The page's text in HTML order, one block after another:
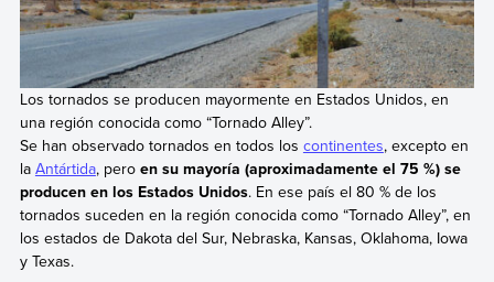
Los tornados se producen mayormente en Estados Unidos, en
una región conocida como “Tornado Alley”.
Se han observado tornados en todos los continentes, excepto en
la Antártida, pero en su mayoría (aproximadamente el 75 %) se
producen en los Estados Unidos. En ese país el 80 % de los
tornados suceden en la región conocida como “Tornado Alley”, en
los estados de Dakota del Sur, Nebraska, Kansas, Oklahoma, Iowa
y Texas.